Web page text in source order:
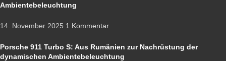
Ambientebeleuchtung
14. November 2025 1 Kommentar
Porsche 911 Turbo S: Aus Rumänien zur Nachrüstung der
dynamischen Ambientebeleuchtung